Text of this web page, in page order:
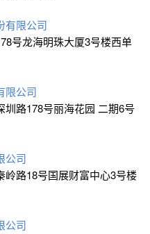
有限公司
号龙海明珠大厦3号楼西单
限公司
路178号丽海花园 二期6号
公司
路18号国展财富中心3号楼
公司